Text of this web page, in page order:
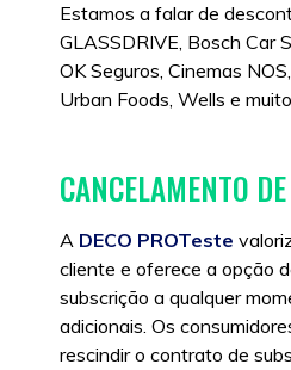
Estamos a falar de
GLASSDRIVE, Bosch Car
OK Seguros, Cinemas
Urban Foods, Wells e
CANCELAMENTO
A DECO PROTeste
cliente e oferece a opção
subscrição a qualquer
adicionais. Os
rescindir o contrato de